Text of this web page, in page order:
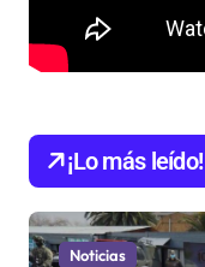
¡Lo más leído!
Noticias